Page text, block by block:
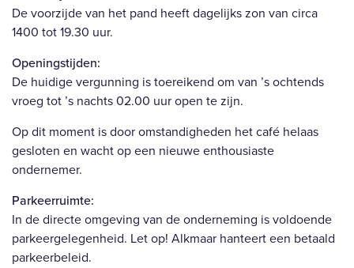
De voorzijde van het pand heeft dagelijks zon van circa
1400 tot 19.30 uur.
Openingstijden:
De huidige vergunning is toereikend om van ’s ochtends
vroeg tot ’s nachts 02.00 uur open te zijn.
Op dit moment is door omstandigheden het café helaas
gesloten en wacht op een nieuwe enthousiaste
ondernemer.
Parkeerruimte:
In de directe omgeving van de onderneming is voldoende
parkeergelegenheid. Let op! Alkmaar hanteert een betaald
parkeerbeleid.